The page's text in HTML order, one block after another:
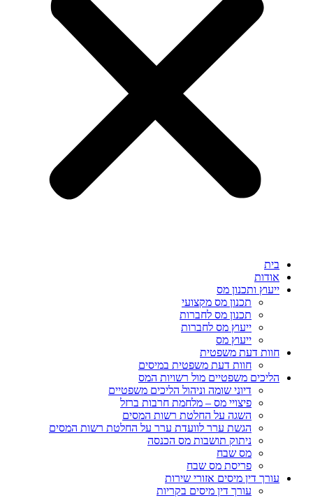
בית
אודות
ייעוץ ותכנון מס
תכנון מס מקצועי
תכנון מס לחברות
ייעוץ מס לחברות
ייעוץ מס
חוות דעת משפטית
חוות דעת משפטית במיסים
הליכים משפטיים מול רשויות המס
דיוני שומה וניהול הליכים משפטיים
פיצויי מס – מלחמת חרבות ברזל
השגה על החלטת רשות המסים
הגשת ערר לוועדת ערר על החלטת רשות המסים
ניתוק תושבות מס הכנסה
מס שבח
פריסת מס שבח
עורך דין מיסים אזורי שירות
עורך דין מיסים בקריות